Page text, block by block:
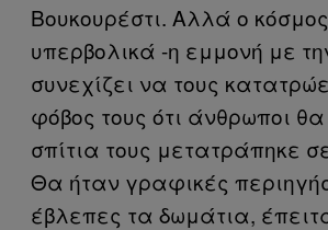
Βουκουρέστι. Αλλά ο
υπερβολικά -η εμμονή με
συνεχίζει να τους
φόβος τους ότι άνθρωποι
σπίτια τους μετατράπηκε
Θα ήταν γραφικές
έβλεπες τα δωμάτια,